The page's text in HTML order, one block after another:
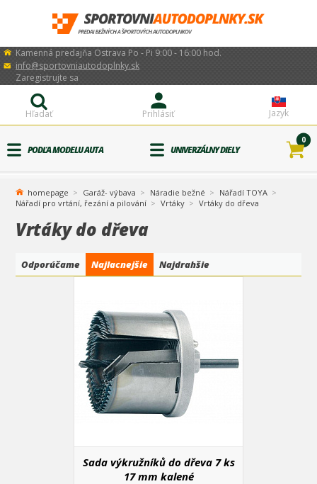
Kamenná predajňa Ostrava Po - Pi 9:00 - 16:00 hod.
info@sportovniautodoplnky.sk
Jazyk
Prihlásiť
Zaregistrujte sa
Hľadať
PODĽA MODELU AUTA UNIVERZÁLNY DIELY
0
homepage Garáž- výbava Náradie bežné
Nářadí TOYA
Nářadí pro vrtání, řezání a pilování
Vrtáky Vrtáky do dřeva
Vrtáky do dřeva
Odporúčame Najlacnejšie Najdrahšie
Sada výkružníků do dřeva 7 ks
17 mm kalené